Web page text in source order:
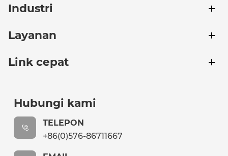
Industri
Layanan
Link cepat
Hubungi kami
TELEPON
+86(0)576-86711667